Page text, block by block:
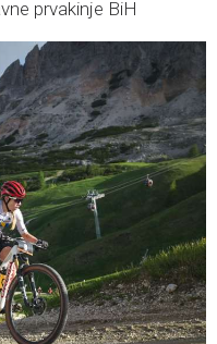
prvakinje BiH